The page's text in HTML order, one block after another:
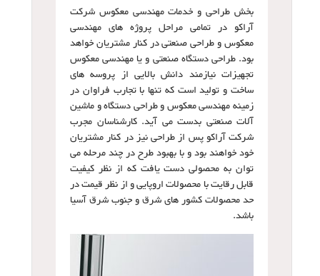
بخش طراحی و خدمات مهندسی معکوس شرکت
آراکو در تمامی مراحل پروژه های مهندسی
معکوس و طراحی صنعتی در کنار مشتریان خواهد
بود. طراحی دستگاه صنعتی و یا مهندسی معکوس
تجهیزات نیازمند دانش بالایی از پروسه های
ساخت و تولید است که تنها با تجارب فراوان در
زمینه مهندسی معکوس و طراحی دستگاه و ماشین
آلات صنعتی بدست می آید. کارشناسان مجرب
شرکت آراکو پس از طراحی نیز در کنار مشتریان
خود خواهند بود و با بهبود طرح در چند مرحله می
توان به محصولی دست یافت که از نظر کیفیت
قابل رقایت با محصولات اروپایی و از نظر قیمت در
حد محصولات کشور های شرق و جنوب شرق آسیا
باشد.